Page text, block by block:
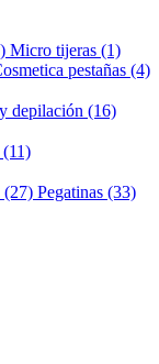
Micro tijeras (1)
pestañas (4)
depilación (16)
(27) Pegatinas (33)